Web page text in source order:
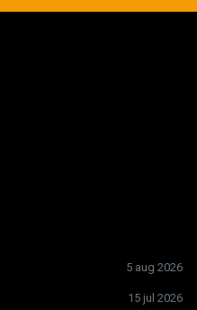
5 aug 2026
15 jul 2026